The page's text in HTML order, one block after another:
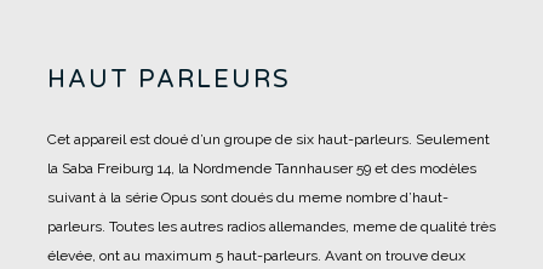
HAUT PARLEURS
Cet appareil est doué d’un groupe de six haut-parleurs. Seulement
la Saba Freiburg 14, la Nordmende Tannhauser 59 et des modèles
suivant à la série Opus sont doués du meme nombre d’haut-
parleurs. Toutes les autres radios allemandes, meme de qualité très
élevée, ont au maximum 5 haut-parleurs. Avant on trouve deux